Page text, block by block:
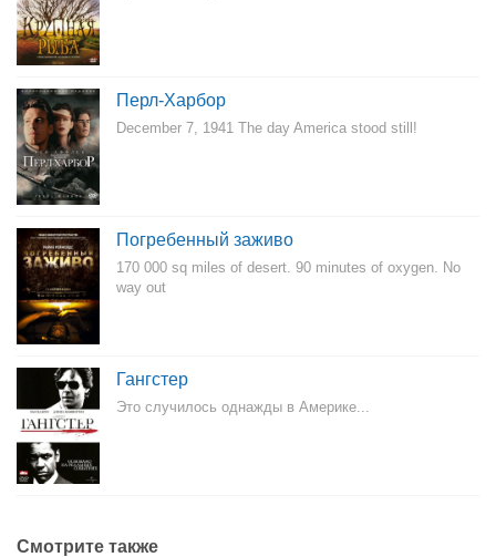
Перл-Харбор
December 7, 1941 The day America stood still!
Погребенный заживо
170 000 sq miles of desert. 90 minutes of oxygen. No
way out
Гангстер
Это случилось однажды в Америке...
Смотрите также